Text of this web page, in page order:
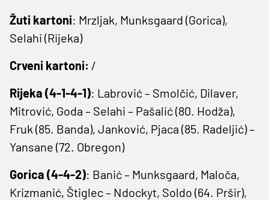
Žuti kartoni: Mrzljak, Munksgaard (Gorica),
Selahi (Rijeka)
Crveni kartoni: /
Rijeka (4-1-4-1): Labrović – Smolčić, Dilaver,
Mitrović, Goda – Selahi – Pašalić (80. Hodža),
Fruk (85. Banda), Janković, Pjaca (85. Radeljić) –
Yansane (72. Obregon)
Gorica (4-4-2): Banić – Munksgaard, Maloča,
Krizmanić, Štiglec – Ndockyt, Soldo (64. Pršir),